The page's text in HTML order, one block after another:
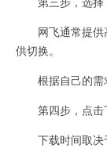
网飞通常提供
供切换。
根据自己的需
第四步，点击
下载时间取决于